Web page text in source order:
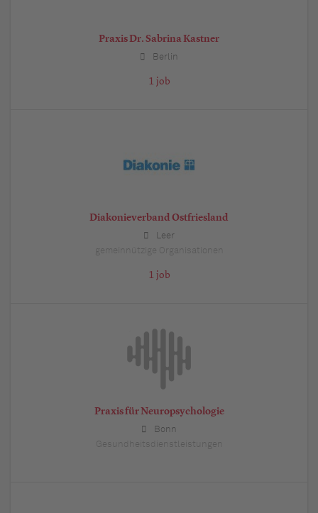
Praxis Dr. Sabrina Kastner
Berlin
1 job
Diakonieverband Ostfriesland
Leer
gemeinnützige Organisationen
1 job
Praxis für Neuropsychologie
Bonn
Gesundheitsdienstleistungen